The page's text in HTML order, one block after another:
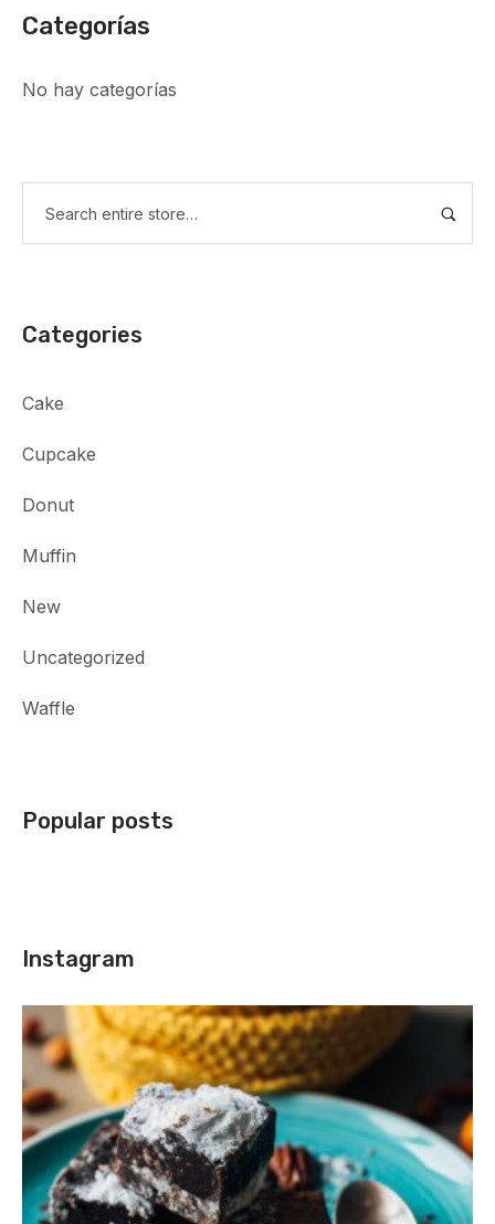
Categorías
No hay categorías
Categories
Cake
Cupcake
Donut
Muffin
New
Uncategorized
Waffle
Popular posts
Instagram